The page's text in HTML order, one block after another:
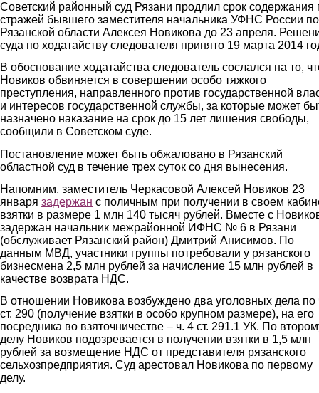
Советский районный суд Рязани продлил срок содержания
стражей бывшего заместителя начальника УФНС России по
Рязанской области Алексея Новикова до 23 апреля.
суда по ходатайству следователя принято 19 марта 2014
В обоснование ходатайства следователь сослался на то,
Новиков обвиняется в совершении особо тяжкого
преступления, направленного против государственной
и интересов государственной службы, за которые может
назначено наказание на срок до 15 лет лишения свободы,
сообщили в Советском суде.
Постановление может быть обжаловано в Рязанский
областной суд в течение трех суток со дня вынесения.
Напомним, заместитель Черкасовой Алексей Новиков 23
января задержан с поличным при получении в своем
взятки в размере 1 млн 140 тысяч рублей. Вместе с
задержан начальник межрайонной ИФНС № 6 в Рязани
(обслуживает Рязанский район) Дмитрий Анисимов. По
данным МВД, участники группы потребовали у рязанского
бизнесмена 2,5 млн рублей за начисление 15 млн рублей в
качестве возврата НДС.
В отношении Новикова возбуждено два уголовных дела по
ст. 290 (получение взятки в особо крупном размере), на его
посредника во взяточничестве – ч. 4 ст. 291.1 УК. По
делу Новиков подозревается в получении взятки в 1,5 млн
рублей за возмещение НДС от представителя рязанского
сельхозпредприятия. Суд арестовал Новикова по первому
делу.